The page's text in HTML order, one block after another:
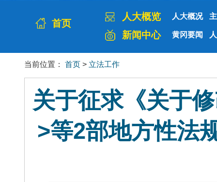
首页
人大概览 人大概况
新闻中心 黄冈要闻
当前位置： 首页 > 立法工作
关于征求《关于
>等2部地方性法